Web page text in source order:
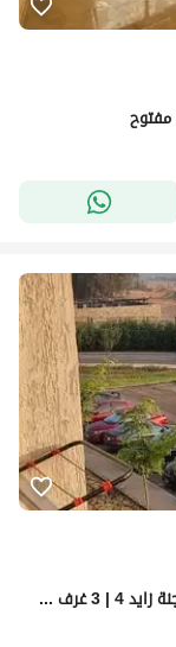
شقة فندقية للإيجار السنوي بـ 30 ألف في كمبوند جنة زايد 4 | 3 غرف و2 حمام، تشطيب راقي بالدور الثاني، موقع استراتيجي قرب هايبر وان ومحور 26 يوليو ومسجد